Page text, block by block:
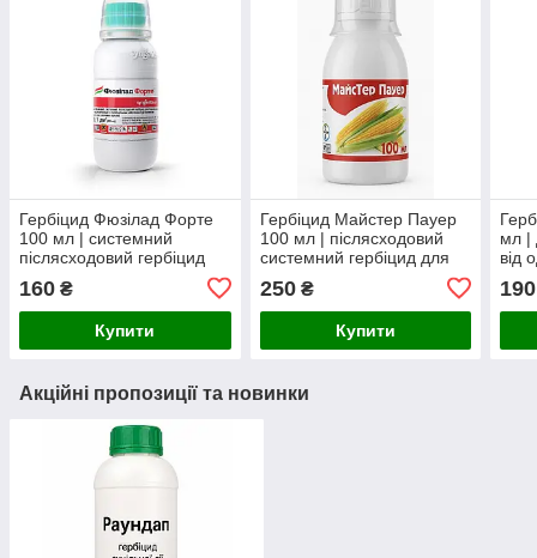
Гербіцид Фюзілад Форте
100 мл | системний
післясходовий гербіцид
однорічних та
багаторічних злакових
160 ₴
Купити
Гербіцид Майстер Пауер
100 мл | післясходовий
системний гербіцид для
однорічних і багаторічних
злакових та дводоль
250₴
Купити
мл |
від
та к
190
Акційні пропозиції та новинки